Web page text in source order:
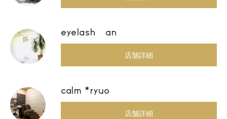
eyelash an
店舗詳細
calm *ryuo
店舗詳細